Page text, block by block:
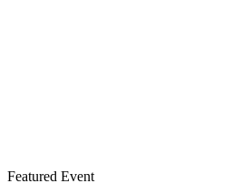
Featured Event